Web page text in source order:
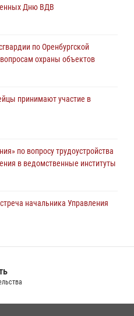
учебному году
Дню ВДВ
по Оренбургской
охраны объектов
принимают участие в
по вопросу трудоустройства
в ведомственные институты
начальника Управления
проверили готовность детских
учебному году